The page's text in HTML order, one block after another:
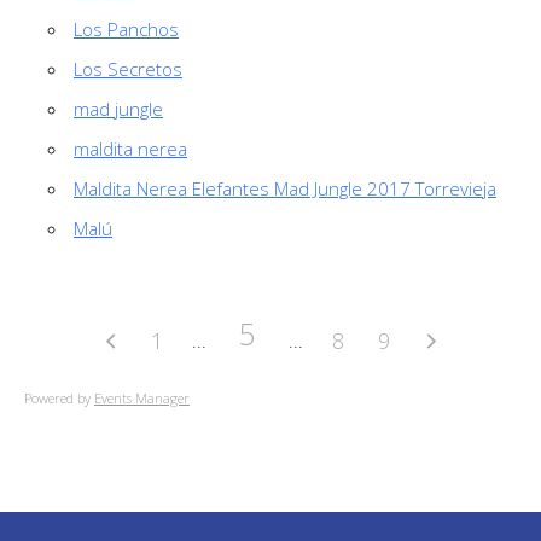
Los Panchos
Los Secretos
mad jungle
maldita nerea
Maldita Nerea Elefantes Mad Jungle 2017 Torrevieja
Malú
1 5 8 9
Powered by Events Manager